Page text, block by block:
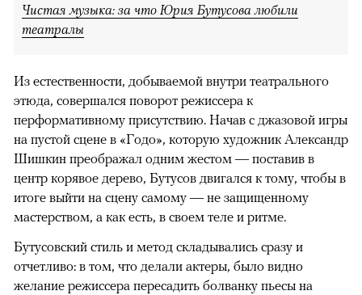
Чистая музыка: за что Юрия Бутусова любили
театралы
Из естественности, добываемой внутри театрального
этюда, совершался поворот режиссера к
перформативному присутствию. Начав с джазовой игры
на пустой сцене в «Годо», которую художник Александр
Шишкин преображал одним жестом — поставив в
центр корявое дерево, Бутусов двигался к тому, чтобы в
итоге выйти на сцену самому — не защищенному
мастерством, а как есть, в своем теле и ритме.
Бутусовский стиль и метод складывались сразу и
отчетливо: в том, что делали актеры, было видно
желание режиссера пересадить болванку пьесы на